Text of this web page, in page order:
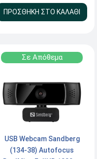
ΠΡΟΣΘΗΚΗ ΣΤΟ ΚΑΛΑΘΙ
Σε Απόθεμα
USB Webcam Sandberg
(134-38) Autofocus